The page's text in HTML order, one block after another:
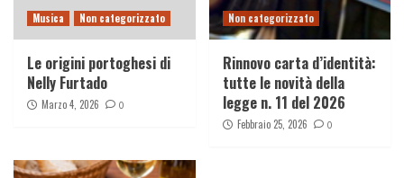
Musica Non categorizzato
Le origini portoghesi di
Nelly Furtado
Marzo 4, 2026 0
Non categorizzato
Rinnovo carta d’identità:
tutte le novità della
legge n. 11 del 2026
Febbraio 25, 2026 0